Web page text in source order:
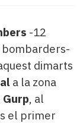
-12
dimarts
a la zona
Gurp, al
el primer